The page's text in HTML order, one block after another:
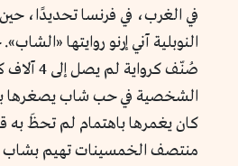
في الغرب، في فرنسا تحديدًا، حين
النوبلية آني إرنو روايتها
صُنّف
الشخصية في حب شاب يصغرها
كان يغمرها باهتمام لم تحظَ
منتصف الخمسينات تهيم